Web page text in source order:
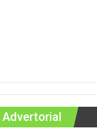
Advertorial